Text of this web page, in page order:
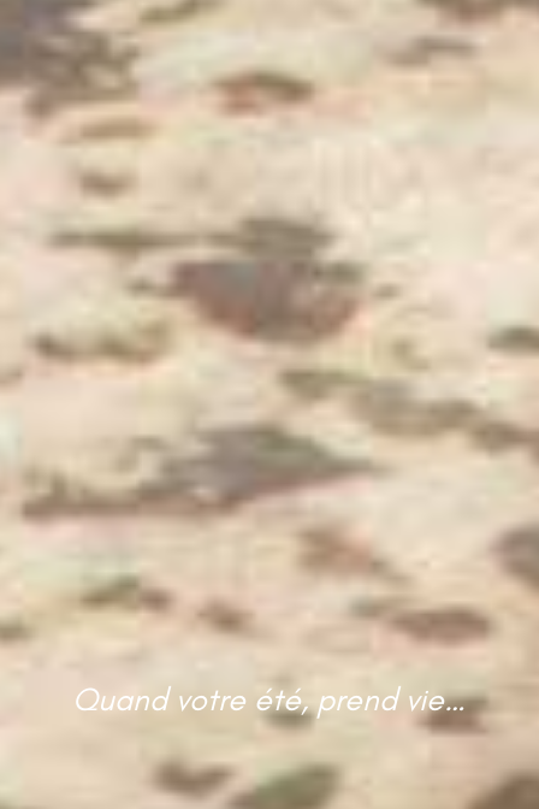
Quand votre été, prend vie…